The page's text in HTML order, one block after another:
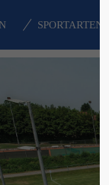
Lorem
SPORTARTEN